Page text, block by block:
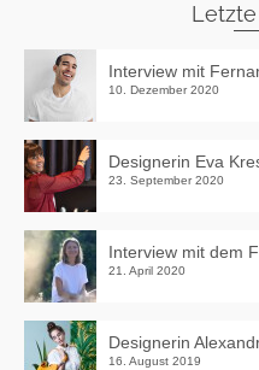
Interview mit
10. Dezember 2020
Designerin Eva
23. September 2020
Interview mit dem
21. April 2020
Designerin
16. August 2019